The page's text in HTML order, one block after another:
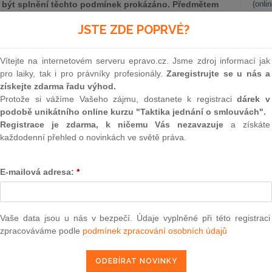
splnění těchto podmínek prokázáno. Předmětem
dokazování z pohledu žalobce a žalovaného, je-li
a soudní rozhodovací praxi, která se
k přiznání odkladného účinku zabývá.
účinku žaloby jsou:
rozhodnutí znamenaly pro žalobce nepoměrně větší
může vzniknout jiným osobám, a
veřejným zájmem [1].
dárek Vám zašleme aktuální online kurz na využití
JSTE ZDE POPRVÉ?
Vítejte na internetovém serveru epravo.cz. Jsme zdroj informací jak
pro laiky, tak i pro právníky profesionály.Zaregistrujte se u nás a
získejte zdarma řadu výhod.
Protože si vážíme Vašeho zájmu, dostanete k registracidárek v
podobě unikátního online kurzu "Taktika jednání o smlouvách".
Registrace je zdarma, k ničemu Vás nezavazuje a získáte
každodenní přehled o novinkách ve světě práva.
E-mailová adresa: *
Vaše data jsou u nás v bezpečí. Údaje vyplněné při této registraci
zpracováváme podle podmínek zpracování osobních údajů